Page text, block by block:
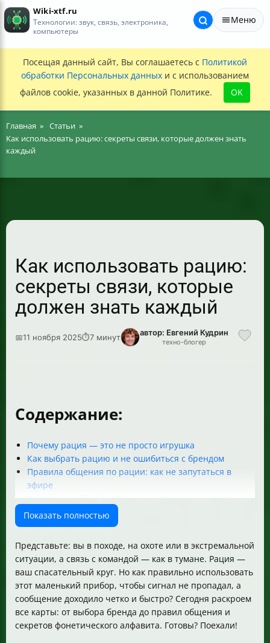
Wiki-xtf.ru
Технологии: звук, связь, электроника,
компьютеры
Меню
Посещая данный сайт, Вы соглашаетесь с Политикой
обработки Персональных данных и с использованием
файлов cookie, указанных в данной Политике.
OK
Главная
Статьи
Как использовать рацию: секреты связи, которые должен знать
каждый
Как использовать рацию:
секреты связи, которые
должен знать каждый
📅11 ноября 2025⏱7 минут автор: Евгений Кудрин
техно-блогер
Содержание:
Почему рация — это не просто игрушка
Как выбрать рацию и не ошибиться с брендом
Правила общения по рации: как не запутаться в
эфире
информации
Сигналы бедствия: когда каждая секунда на счету
Как работает цифровая рация и почему она лучше
аналоговой
Сценарий из жизни: как рация спасла день
Итог: как стать мастером радиосвязи
Дополнительные материалы для углубленного
изучения
Показать полностью
Представьте: вы в походе, на охоте или в экстремальной
ситуации, а связь с командой — как в тумане. Рация —
ваш спасательный круг. Но как правильно использовать
этот маленький прибор, чтобы сигнал не пропадал, а
сообщение доходило четко и быстро? Сегодня раскроем
все карты: от выбора бренда до правил общения и
секретов фонетического алфавита. Готовы? Поехали!